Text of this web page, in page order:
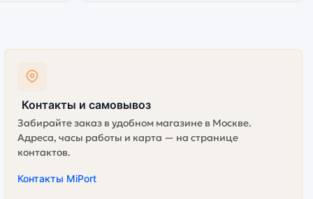
Контакты и самовывоз
Забирайте заказ в удобном магазине в Москве.
Адреса, часы работы и карта — на странице
контактов.
Контакты MiPort